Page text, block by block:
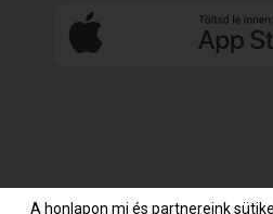
A honlapon mi és partnereink